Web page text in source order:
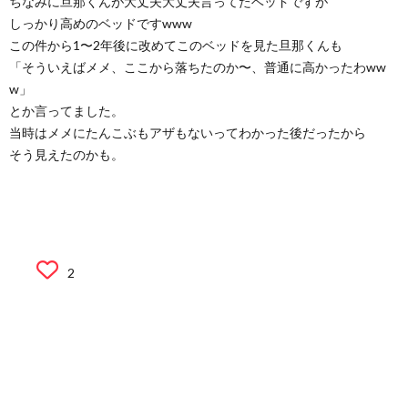
しっかり高めのベッドですwww
この件から1〜2年後に改めてこのベッドを見た旦那くんも
「そういえばメメ、ここから落ちたのか〜、普通に高かったわww
w」
とか言ってました。
当時はメメにたんこぶもアザもないってわかった後だったから
そう見えたのかも。
2